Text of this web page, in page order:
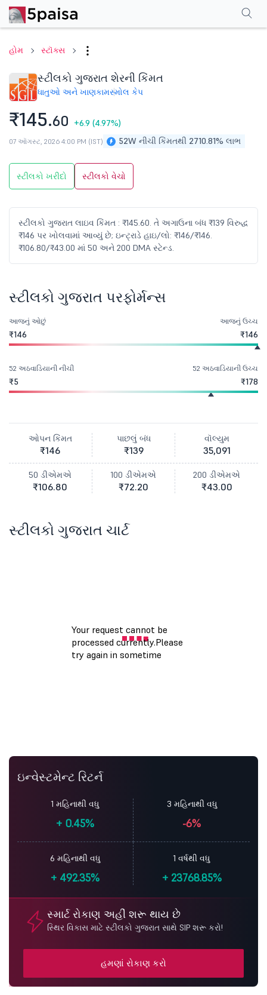
હોમ સ્ટૉક્સ
સ્ટીલકો ગુજરાત શેરની કિંમત
ધાતુઓ અને ખાણકામસ્મોલ કેપ
₹145.60 +6.9 (4.97%)
52W નીચી કિંમતથી 2710.81% લાભ
07 ઑગસ્ટ, 2026 4:00 PM (IST)
સ્ટીલકો ખરીદો સ્ટીલકો વેચો
સ્ટીલકો ગુજરાત લાઇવ કિંમત : ₹145.60. તે અગાઉના બંધ ₹139 વિરુદ્ધ
₹146 પર ખોલવામાં આવ્યું છે; ઇન્ટ્રાડે હાઇ/લો: ₹146/₹146.
₹106.80/₹43.00 માં 50 અને 200 DMA સ્ટેન્ડ.
પરફોર્મન્સફાઇનાન્શિયલ્સ વધુ
સ્ટીલકો ગુજરાત પરફોર્મન્સ
આજનું ઓછું
₹146
આજનું ઉચ્ચ
₹146
52 અઠવાડિયાની નીચી
₹5
52 અઠવાડિયાની ઉચ્ચ
₹178
ઓપન કિંમત
₹146
પાછલું બંધ
₹139
વૉલ્યુમ
35,091
50 ડીએમએ
₹106.80
100 ડીએમએ
₹72.20
200 ડીએમએ
₹43.00
સ્ટીલકો ગુજરાત ચાર્ટ
ઇન્વેસ્ટમેન્ટ રિટર્ન
1 મહિનાથી વધુ
+ 0.45%
3 મહિનાથી વધુ
-6%
6 મહિનાથી વધુ
+ 492.35%
1 વર્ષથી વધુ
+23768.85%
સ્માર્ટ રોકાણ અહીં શરૂ થાય છે
સ્થિર વિકાસ માટે સ્ટીલકો ગુજરાત સાથે SIP શરૂ કરો!
હમણાં રોકાણ કરો